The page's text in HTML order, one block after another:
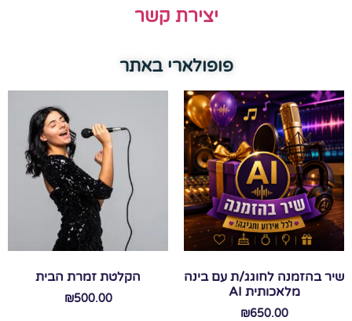
יצירת קשר
פופולארי באתר
שיר בהזמנה לחוגג/ת עם בינה
מלאכותית AI
₪650.00
הקלטת זמרת הבית
₪500.00